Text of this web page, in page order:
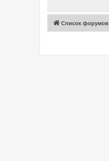
Список форумов